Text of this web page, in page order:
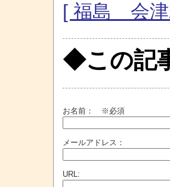
[ 福島 会
◆この記
お名前： ※必須
メールアドレス：
URL: